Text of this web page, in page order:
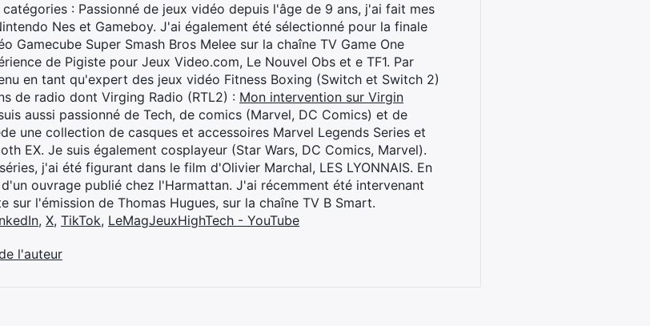
: Passionné de jeux vidéo depuis l'âge de 9 ans, j'ai fait mes
Nes et Gameboy. J'ai également été sélectionné pour la finale
Gamecube Super Smash Bros Melee sur la chaîne TV Game One
de Pigiste pour Jeux Video.com, Le Nouvel Obs et e TF1. Par
en tant qu'expert des jeux vidéo Fitness Boxing (Switch et Switch 2)
de radio dont Virging Radio (RTL2) : Mon intervention sur Virgin
aussi passionné de Tech, de comics (Marvel, DC Comics) et de
une collection de casques et accessoires Marvel Legends Series et
EX. Je suis également cosplayeur (Star Wars, DC Comics, Marvel).
j'ai été figurant dans le film d'Olivier Marchal, LES LYONNAIS. En
ouvrage publié chez l'Harmattan. J'ai récemment été intervenant
sur l'émission de Thomas Hugues, sur la chaîne TV B Smart.
, X, TikTok, LeMagJeuxHighTech - YouTube
l'auteur